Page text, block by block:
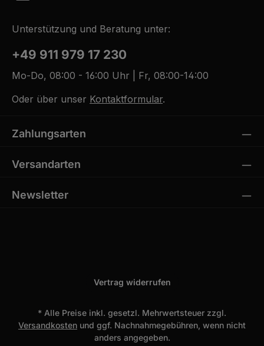
Unterstützung und Beratung unter:
+49 911 979 17 230
Mo-Do, 08:00 - 16:00 Uhr | Fr, 08:00-14:00
Oder über unser Kontaktformular.
Zahlungsarten
Versandarten
Newsletter
Vertrag widerrufen
* Alle Preise inkl. gesetzl. Mehrwertsteuer zzgl.
Versandkosten und ggf. Nachnahmegebühren, wenn nicht
anders angegeben.